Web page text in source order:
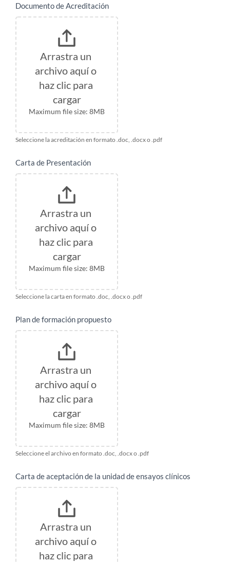
Documento de Acreditación
Arrastra un
archivo aquí o
haz clic para
cargar
Maximum file size: 8MB
Seleccione la acreditación en formato .doc, .docx o .pdf
Carta de Presentación
Arrastra un
archivo aquí o
haz clic para
cargar
Maximum file size: 8MB
Seleccione la carta en formato .doc, .docx o .pdf
Plan de formación propuesto
Arrastra un
archivo aquí o
haz clic para
cargar
Maximum file size: 8MB
Seleccione el archivo en formato .doc, .docx o .pdf
Carta de aceptación de la unidad de ensayos clínicos
Arrastra un
archivo aquí o
haz clic para